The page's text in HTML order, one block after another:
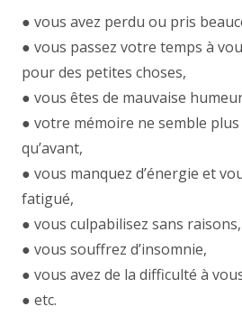
● vous avez perdu ou pris
● vous passez votre temps à
pour des petites choses,
● vous êtes de mauvaise
● votre mémoire ne semble
qu’avant,
● vous manquez d’énergie et
fatigué,
● vous culpabilisez sans raisons,
● vous souffrez d’insomnie,
● vous avez de la difficulté à
● etc.